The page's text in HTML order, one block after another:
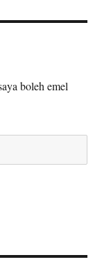
boleh emel